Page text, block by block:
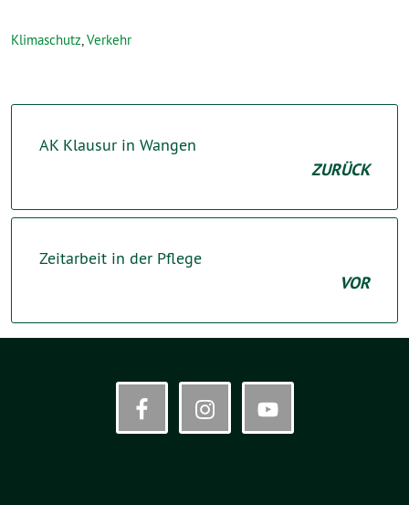
Klimaschutz,Verkehr
AK Klausur in Wangen
ZURÜCK
Zeitarbeit in der Pflege
VOR